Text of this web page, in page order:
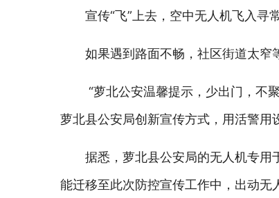
宣传“飞”上去，空中无人机飞入寻
如果遇到路面不畅，社区街道太窄
“萝北公安温馨提示，少出门，不
萝北县公安局创新宣传方式，用活警用
据悉，萝北县公安局的无人机专用
能迁移至此次防控宣传工作中，出动